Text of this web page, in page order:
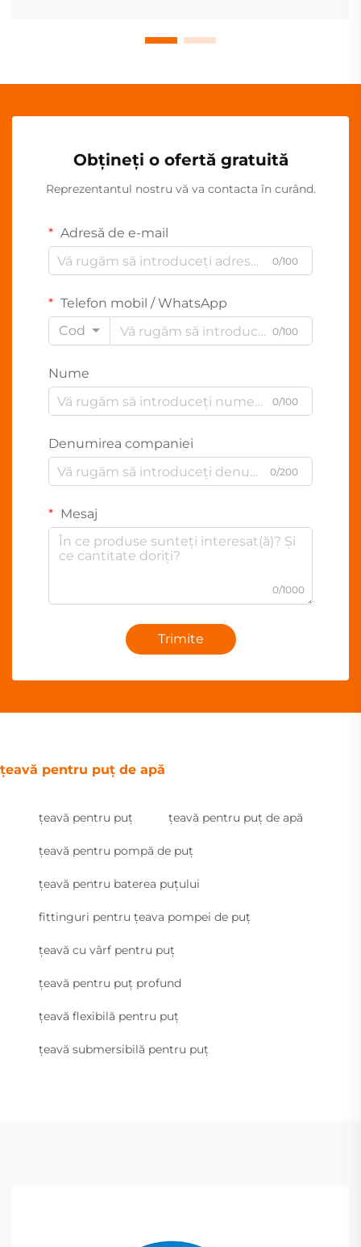
Obțineți o ofertă gratuită
Reprezentantul nostru vă va contacta în curând.
Adresă de e-mail
0/100
Telefon mobil / WhatsApp
Cod
0/100
Nume
0/100
Denumirea companiei
0/200
Mesaj
0/1000
Trimite
țeavă pentru puț de apă
țeavă pentru puț țeavă pentru puț de apă
țeavă pentru pompă de puț
țeavă pentru baterea puțului
fittinguri pentru țeava pompei de puț
țeavă cu vârf pentru puț
țeavă pentru puț profund
țeavă flexibilă pentru puț
țeavă submersibilă pentru puț